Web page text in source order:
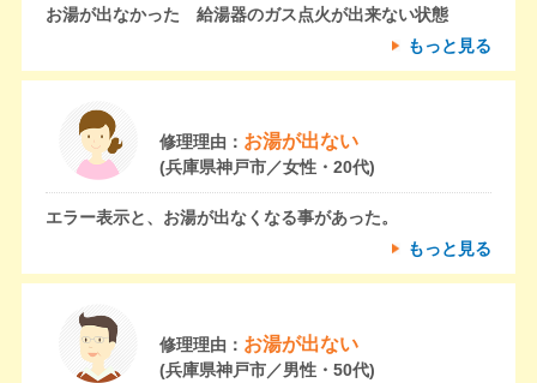
お湯が出なかった 給湯器のガス点火が出来ない状態
もっと見る
修理理由： お湯が出ない
(兵庫県神戸市／女性・20代)
エラー表示と、お湯が出なくなる事があった。
もっと見る
修理理由： お湯が出ない
(兵庫県神戸市／男性・50代)